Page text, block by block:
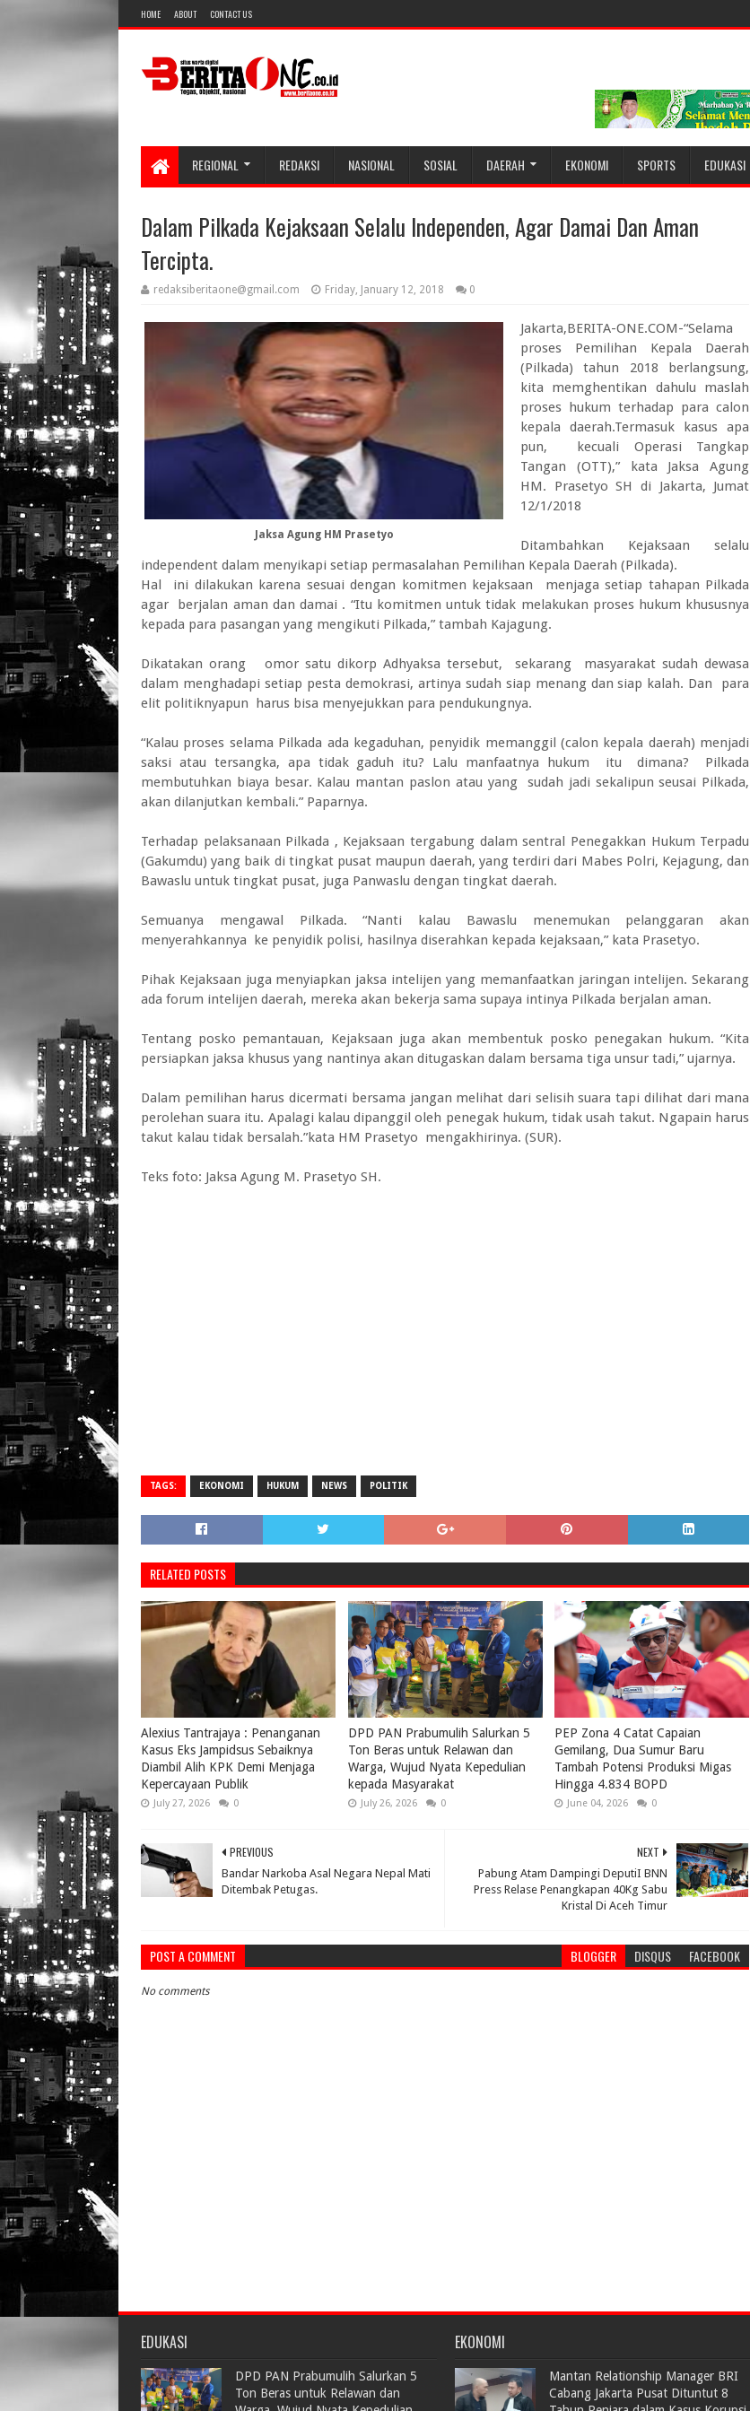
HOME ABOUT CONTACT US
REGIONAL REDAKSI NASIONAL SOSIAL DAERAH EKONOMI SPORTS EDUKASI
Dalam Pilkada Kejaksaan Selalu Independen, Agar Damai Dan Aman
Tercipta.
redaksiberitaone@gmail.com Friday, January 12, 2018 0
Jaksa Agung HM Prasetyo
Jakarta,BERITA-ONE.COM-“Selama
proses Pemilihan Kepala Daerah
(Pilkada) tahun 2018 berlangsung,
kita memghentikan dahulu maslah
proses hukum terhadap para calon
kepala daerah.Termasuk kasus apa
pun, kecuali Operasi Tangkap
Tangan (OTT),” kata Jaksa Agung
HM. Prasetyo SH di Jakarta, Jumat
12/1/2018
Ditambahkan Kejaksaan selalu
independent dalam menyikapi setiap permasalahan Pemilihan Kepala Daerah (Pilkada).
Hal ini dilakukan karena sesuai dengan komitmen kejaksaan menjaga setiap tahapan Pilkada
agar berjalan aman dan damai . “Itu komitmen untuk tidak melakukan proses hukum khususnya
kepada para pasangan yang mengikuti Pilkada,” tambah Kajagung.
Dikatakan orang omor satu dikorp Adhyaksa tersebut, sekarang masyarakat sudah dewasa
dalam menghadapi setiap pesta demokrasi, artinya sudah siap menang dan siap kalah. Dan para
elit politiknyapun harus bisa menyejukkan para pendukungnya.
“Kalau proses selama Pilkada ada kegaduhan, penyidik memanggil (calon kepala daerah) menjadi
saksi atau tersangka, apa tidak gaduh itu? Lalu manfaatnya hukum itu dimana? Pilkada
membutuhkan biaya besar. Kalau mantan paslon atau yang sudah jadi sekalipun seusai Pilkada,
akan dilanjutkan kembali.” Paparnya.
Terhadap pelaksanaan Pilkada , Kejaksaan tergabung dalam sentral Penegakkan Hukum Terpadu
(Gakumdu) yang baik di tingkat pusat maupun daerah, yang terdiri dari Mabes Polri, Kejagung, dan
Bawaslu untuk tingkat pusat, juga Panwaslu dengan tingkat daerah.
Semuanya mengawal Pilkada. “Nanti kalau Bawaslu menemukan pelanggaran akan
menyerahkannya ke penyidik polisi, hasilnya diserahkan kepada kejaksaan,” kata Prasetyo.
Pihak Kejaksaan juga menyiapkan jaksa intelijen yang memanfaatkan jaringan intelijen. Sekarang
ada forum intelijen daerah, mereka akan bekerja sama supaya intinya Pilkada berjalan aman.
Tentang posko pemantauan, Kejaksaan juga akan membentuk posko penegakan hukum. “Kita
persiapkan jaksa khusus yang nantinya akan ditugaskan dalam bersama tiga unsur tadi,” ujarnya.
Dalam pemilihan harus dicermati bersama jangan melihat dari selisih suara tapi dilihat dari mana
perolehan suara itu. Apalagi kalau dipanggil oleh penegak hukum, tidak usah takut. Ngapain harus
takut kalau tidak bersalah.”kata HM Prasetyo mengakhirinya. (SUR).
Teks foto: Jaksa Agung M. Prasetyo SH.
TAGS: EKONOMI HUKUM NEWS POLITIK
RELATED POSTS
Alexius Tantrajaya : Penanganan
Kasus Eks Jampidsus Sebaiknya
Diambil Alih KPK Demi Menjaga
Kepercayaan Publik
July 27, 2026 0
DPD PAN Prabumulih Salurkan 5
Ton Beras untuk Relawan dan
Warga, Wujud Nyata Kepedulian
kepada Masyarakat
July 26, 2026 0
PEP Zona 4 Catat Capaian
Gemilang, Dua Sumur Baru
Tambah Potensi Produksi Migas
Hingga 4.834 BOPD
June 04, 2026 0
NEXT
Pabung Atam Dampingi DeputiI BNN
Press Relase Penangkapan 40Kg Sabu
Kristal Di Aceh Timur
PREVIOUS
Bandar Narkoba Asal Negara Nepal Mati
Ditembak Petugas.
POST A COMMENT BLOGGER DISQUS FACEBOOK
No comments
EDUKASI
DPD PAN Prabumulih Salurkan 5
Ton Beras untuk Relawan dan
EKONOMI
Mantan Relationship Manager BRI
Cabang Jakarta Pusat Dituntut 8